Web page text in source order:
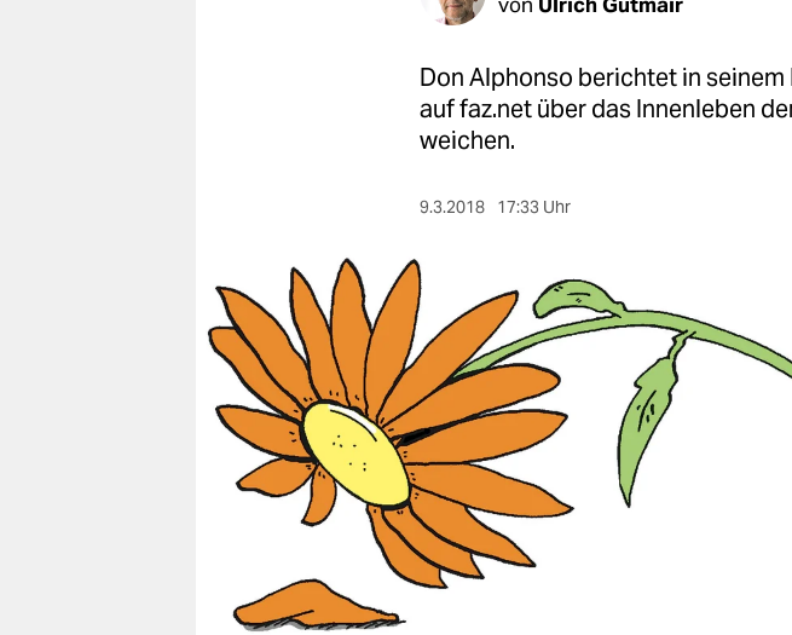
veranstaltungen
shop
fragen & hilfe
unterstützen
abo
genossenschaft
Don Alphonso berichtet in
auf faz.net über das Innenleben
weichen.
9.3.2018 17:33 Uhr